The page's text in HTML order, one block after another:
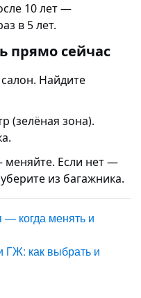
10 лет —
в 5 лет.
прямо сейчас
Найдите
(зелёная зона).
меняйте. Если нет —
из багажника.
— когда менять и
ГЖ: как выбрать и